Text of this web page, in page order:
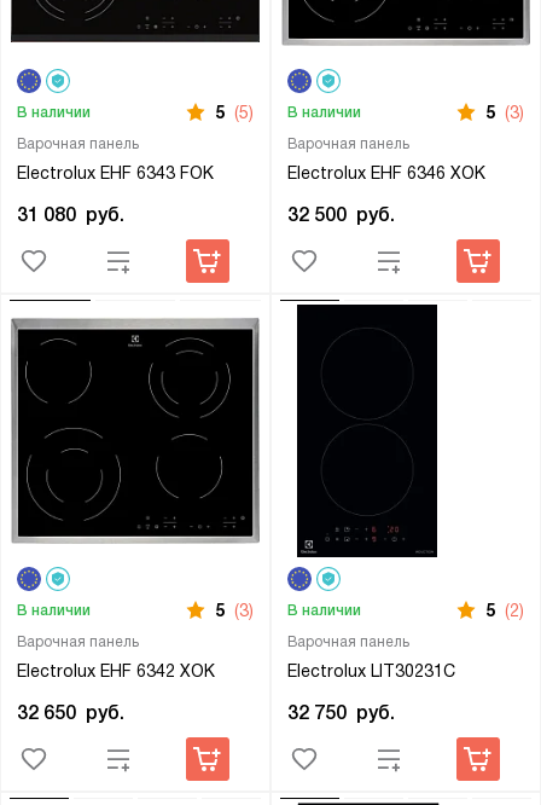
Варочная панель
Electrolux EHF 6343 FOK
В наличии 5 (5)
31 080 руб.
Варочная панель
Electrolux EHF 6346 XOK
В наличии 5 (3)
32 500 руб.
Варочная панель
Electrolux EHF 6342 XOK
В наличии 5 (3)
32 650 руб.
Варочная панель
Electrolux LIT30231C
В наличии 5 (2)
32 750 руб.